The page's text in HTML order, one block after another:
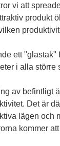
vi att
produkt
ett
i alla
av befintligt
Det är
lägen och
kommer